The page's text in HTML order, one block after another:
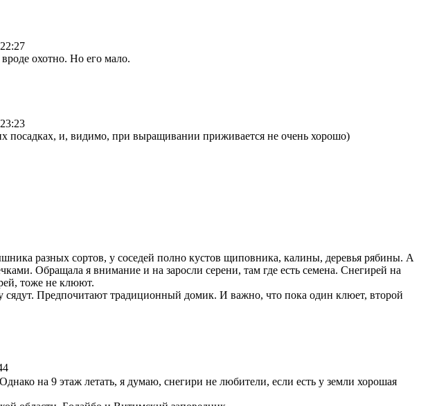
вроде охотно. Но его мало.
посадках, и, видимо, при выращивании приживается не очень хорошо)
разных сортов, у соседей полно кустов щиповника, калины, деревья рябины. А
Обращала я внимание и на заросли серени, там где есть семена. Снегирей на
тоже не клюют.
Предпочитают традиционный домик. И важно, что пока один клюет, второй
Однако на 9 этаж летать, я думаю, снегири не любители, если есть у земли хорошая